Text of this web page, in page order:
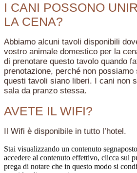
I CANI POSSONO
LA CENA?
Abbiamo alcuni tavoli disponibili
vostro animale domestico per la
di prenotare questo tavolo quando
prenotazione, perché non
questi tavoli siano liberi. I cani non
sala da pranzo stessa.
AVETE IL WIFI?
Il Wifi è disponibile in tutto l’hotel.
Stai visualizzando un contenuto
accedere al contenuto effettivo, clicca sul
prega di notare che in questo modo si